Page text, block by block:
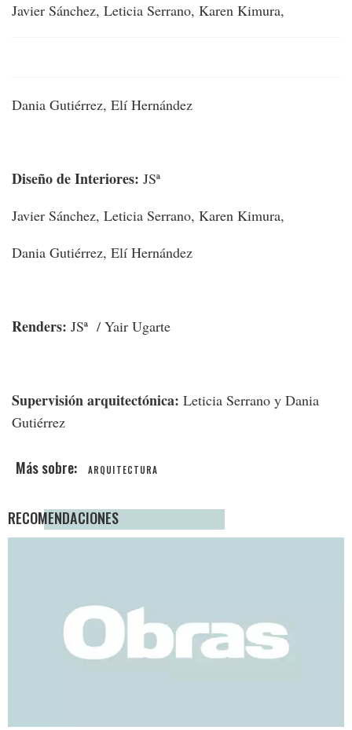
Javier Sánchez, Leticia Serrano, Karen Kimura,
Dania Gutiérrez, Elí Hernández
Diseño de Interiores: JSª
Javier Sánchez, Leticia Serrano, Karen Kimura,
Dania Gutiérrez, Elí Hernández
Renders: JSª / Yair Ugarte
Supervisión arquitectónica: Leticia Serrano y Dania
Gutiérrez
ARQUITECTURA
RECOMENDACIONES